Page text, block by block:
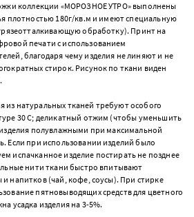
коллекции «МОРОЗНОЕ УТРО» выполнены
плотностью 180г/кв.м и имеют специальную
обработку). Принт на
печати с использованием
благодаря чему изделия не линяют и не
стирок. Рисунок по ткани виден
натуральных тканей требуют особого
30 С; деликатный отжим (чтобы уменьшить
изделия полувлажными при максимальной
Если при использовании изделий было
испачканное изделие постирать не позднее
нити ткани быстро впитывают
и напитков (чай, кофе, соусы). При стирке
пятновыводящих средств для цветного
усадка изделия на 3-5%.